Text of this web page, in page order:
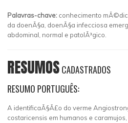
Palavras-chave: conhecimento
da doenÃ§a, doenÃ§a infecciosa
abdominal, normal e patolÃ³gico.
RESUMOSCADASTRADOS
RESUMO PORTUGUÊS:
A identificaÃ§Ã£o do verme
costaricensis em humanos e caramujos,